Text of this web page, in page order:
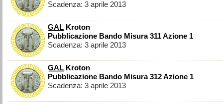
Scadenza: 3 aprile 2013
GAL Kroton
Pubblicazione Bando Misura 311 Azione 1
Scadenza: 3 aprile 2013
GAL Kroton
Pubblicazione Bando Misura 312 Azione 1
Scadenza: 3 aprile 2013